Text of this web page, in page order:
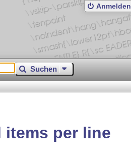
Anmelden
Suchen
per line